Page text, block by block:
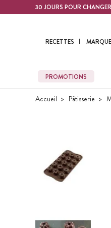
Contenu principal30 JOURS POUR
RECETTES
PROMOTIONS
Accueil Pâtisserie